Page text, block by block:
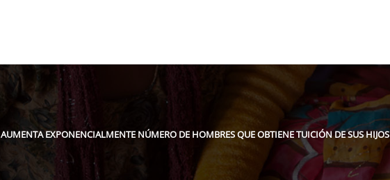
AUMENTA EXPONENCIALMENTE NÚMERO DE HOMBRES QUE OBTIENE TUICIÓN DE SUS HIJOS